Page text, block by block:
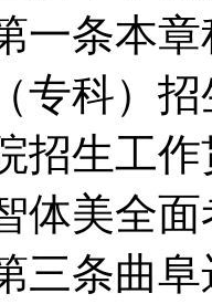
条本章
专科）
招生工
体美全
条曲阜